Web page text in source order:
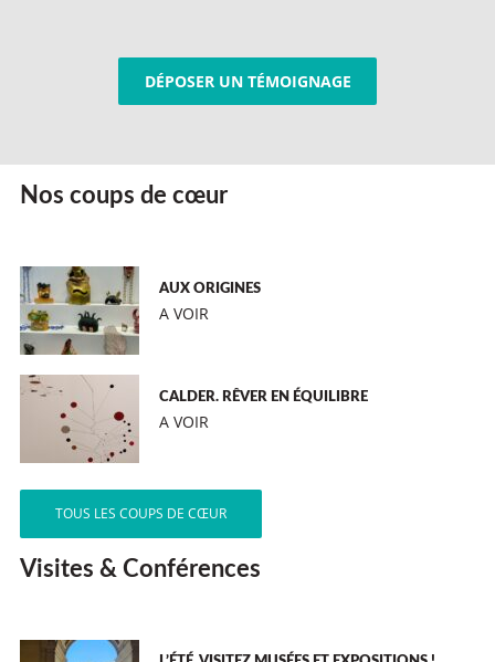
DÉPOSER UN TÉMOIGNAGE
Nos coups de cœur
AUX ORIGINES
A VOIR
CALDER. RÊVER EN ÉQUILIBRE
A VOIR
TOUS LES COUPS DE CŒUR
Visites & Conférences